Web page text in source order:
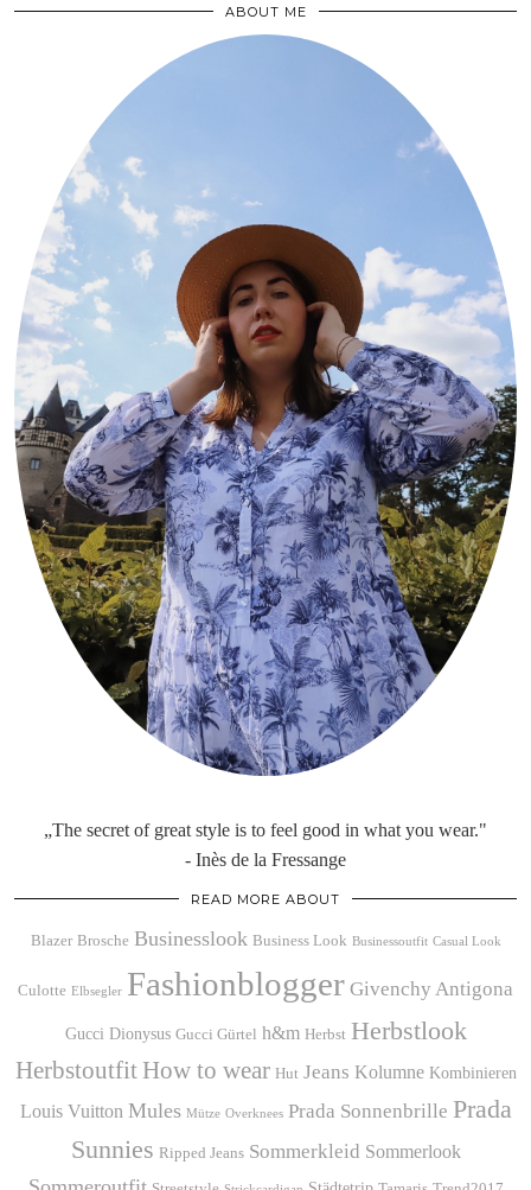
ABOUT ME
„The secret of great style is to feel good in what you wear."
- Inès de la Fressange
READ MORE ABOUT
Blazer Brosche Businesslook Business Look Businessoutfit Casual Look
Culotte Elbsegler Fashionblogger Givenchy Antigona
Gucci Dionysus Gucci Gürtel h&m Herbst Herbstlook
Herbstoutfit How to wear Hut Jeans Kolumne Kombinieren
Louis Vuitton Mules Mütze Overknees Prada Sonnenbrille Prada
Sunnies Ripped Jeans Sommerkleid Sommerlook